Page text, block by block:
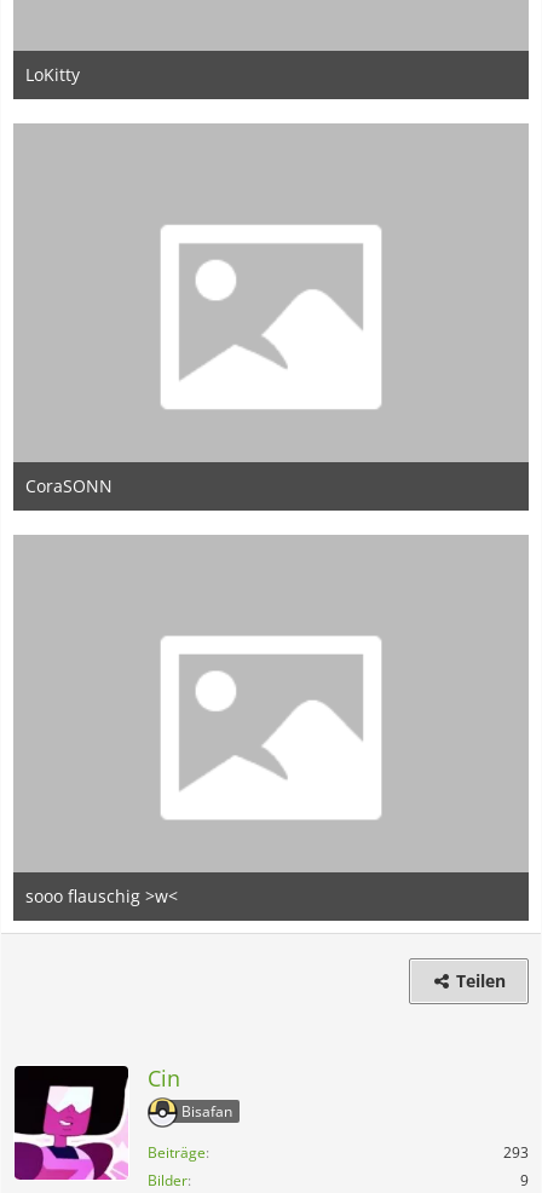
LoKitty
3. Januar 2014
CoraSONN
21. Januar 2014
sooo flauschig >w<
21. Januar 2014
Teilen
Cin
Bisafan
Beiträge
293
Bilder
9